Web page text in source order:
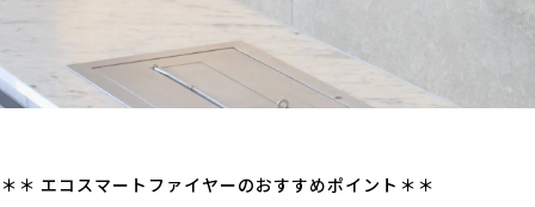
＊＊ エコスマートファイヤーのおすすめポイント＊＊